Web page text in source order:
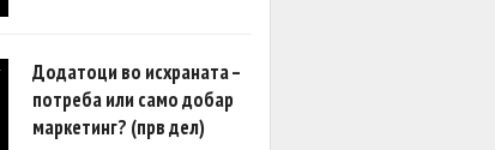
Додатоци во исхраната –
потреба или само добар
маркетинг? (прв дел)